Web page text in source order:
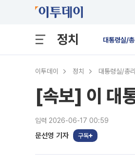
정치 대통령실/
이투데이 정치 대통령실/총
[속보] 이 대
입력 2026-06-17 00:59
문선영 기자 구독